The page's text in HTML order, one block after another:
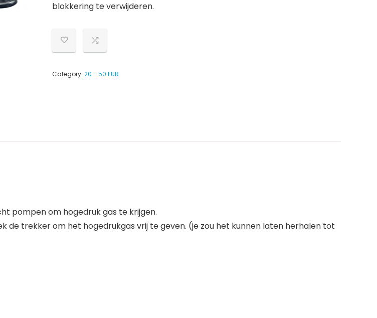
blokkering te verwijderen.
Category: 20 - 50 EUR
pompen om hogedruk gas te krijgen.
de trekker om het hogedrukgas vrij te geven. (je zou het kunnen laten herhalen tot